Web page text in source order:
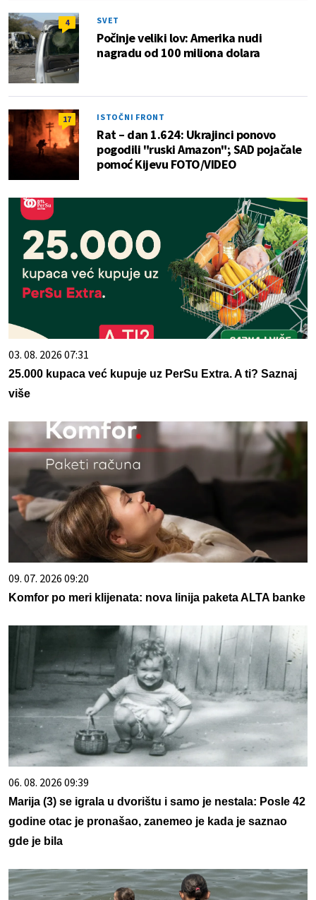
4 SVET
Počinje veliki lov: Amerika nudi
nagradu od 100 miliona dolara
17 ISTOČNI FRONT
Rat – dan 1.624: Ukrajinci ponovo
pogodili "ruski Amazon"; SAD pojačale
pomoć Kijevu FOTO/VIDEO
03. 08. 2026 07:31
25.000 kupaca već kupuje uz PerSu Extra. A ti? Saznaj
više
09. 07. 2026 09:20
Komfor po meri klijenata: nova linija paketa ALTA banke
06. 08. 2026 09:39
Marija (3) se igrala u dvorištu i samo je nestala: Posle 42
godine otac je pronašao, zanemeo je kada je saznao
gde je bila